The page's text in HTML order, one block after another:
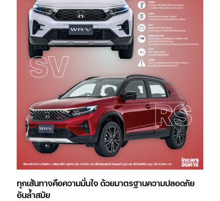
ทุกเส้นทางคือความมั่นใจ ด้วยมาตรฐานความปลอดภัย
อันล้ำสมัย